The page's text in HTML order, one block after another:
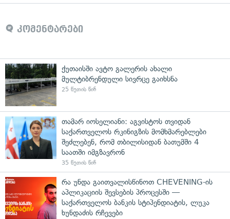
კომენტარები
ქუთაისში ავტო გალერის ახალი
მულტიბრენდული სივრცე გაიხსნა
25 წუთის წინ
თამარ იოსელიანი: აგვისტოს თვიდან
საქართველოს რკინიგზის მომხმარებლები
შეძლებენ, რომ თბილისიდან ბათუმში 4
საათში იმგზავრონ
35 წუთის წინ
რა უნდა გაითვალისწინოთ CHEVENING-ის
აპლიკაციის შევსების პროცესში —
საქართველოს ბანკის სტიპენდიატის, ლუკა
ხუნდაძის რჩევები